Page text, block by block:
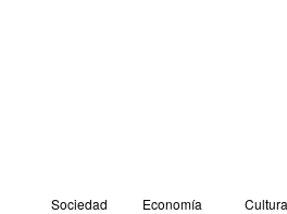
Sociedad Economía Cultura